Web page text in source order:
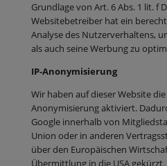
Grundlage von Art. 6 Abs. 1 lit. f
Websitebetreiber hat ein
Analyse des Nutzerverhaltens,
als auch seine Werbung zu
IP-Anonymisierung
Wir haben auf dieser Website
Anonymisierung aktiviert.
Google innerhalb von
Union oder in anderen
über den Europäischen
Übermittlung in die USA gekürzt.